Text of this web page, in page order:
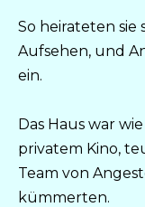
So heirateten sie
Aufsehen, und
ein.
Das Haus war
privatem Kino,
Team von
kümmerten.